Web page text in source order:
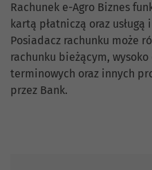
Rachunek e-Agro Biznes
kartą płatniczą oraz
Posiadacz rachunku może
rachunku bieżącym,
terminowych oraz innych
przez Bank.